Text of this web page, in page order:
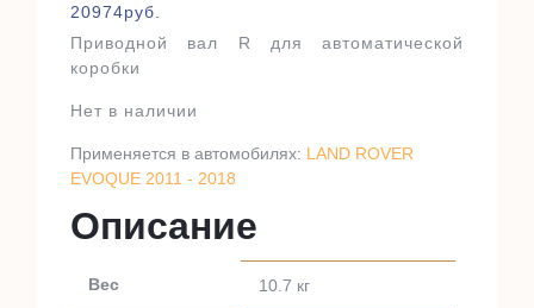
20974руб.
Приводной вал R для автоматической
коробки
Нет в наличии
Применяется в автомобилях: LAND ROVER
EVOQUE 2011 - 2018
Описание
Вес 10.7 кг